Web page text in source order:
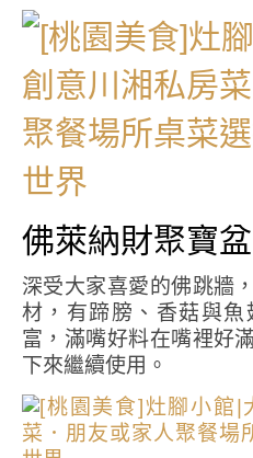
佛萊納財聚寶
深受大家喜愛的佛跳牆
材，有蹄膀、香菇與
富，滿嘴好料在嘴裡好
下來繼續使用。